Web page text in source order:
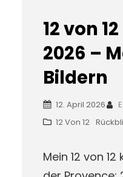
12 von
2026 –
Bildern
12. April 2026
12 Von 12
Mein 12 von